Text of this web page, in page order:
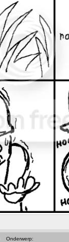
Onderwerp: